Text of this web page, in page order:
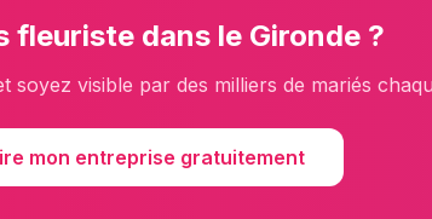
fleuriste dans le Gironde ?
soyez visible par des milliers de mariés
mon entreprise gratuitement